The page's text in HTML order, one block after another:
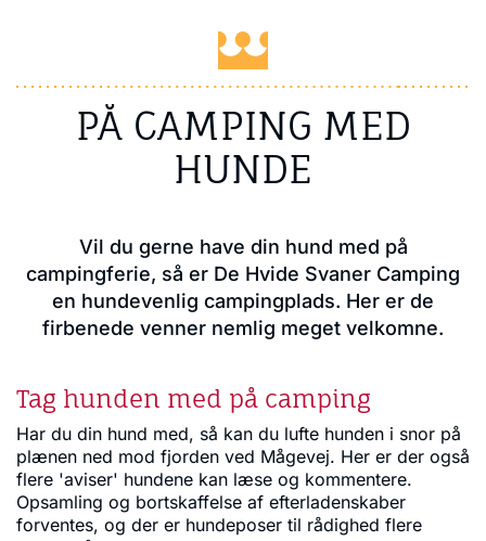
PÅ CAMPING MED
HUNDE
Vil du gerne have din hund med på
campingferie, så er De Hvide Svaner Camping
en hundevenlig campingplads. Her er de
firbenede venner nemlig meget velkomne.
Tag hunden med på camping
Har du din hund med, så kan du lufte hunden i snor på
plænen ned mod fjorden ved Mågevej. Her er der også
flere 'aviser' hundene kan læse og kommentere.
Opsamling og bortskaffelse af efterladenskaber
forventes, og der er hundeposer til rådighed flere